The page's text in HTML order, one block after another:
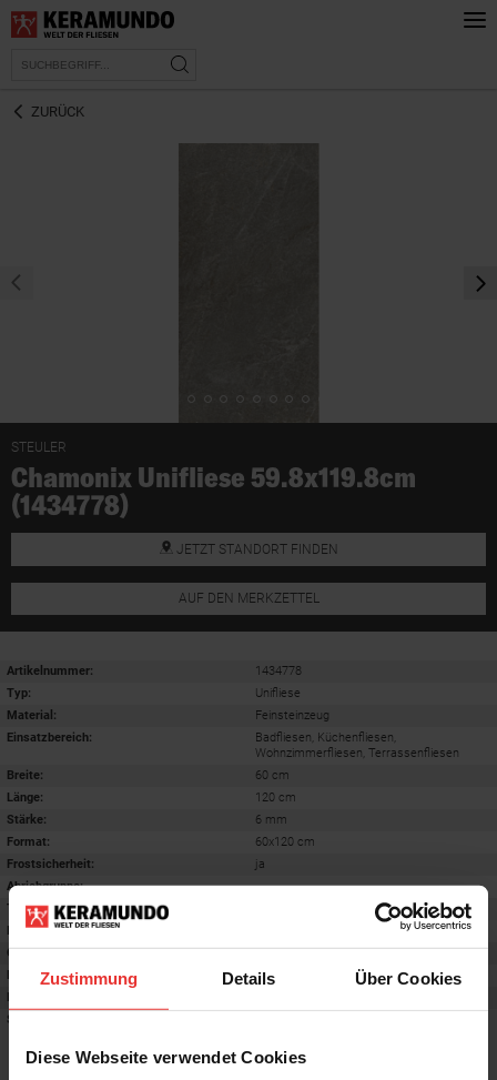
Zustimmung Details Über Cookies
Diese Webseite verwendet Cookies
ZURÜCK
STEULER
Chamonix Unifliese 59.8x119.8cm
(1434778)
JETZT STANDORT FINDEN
AUF DEN MERKZETTEL
Artikelnummer:
1434778
Typ:
Unifliese
Material:
Feinsteinzeug
Einsatzbereich:
Badfliesen, Küchenfliesen,
Wohnzimmerfliesen, Terrassenfliesen
Breite:
60 cm
Länge:
120 cm
Stärke:
6 mm
Format:
60x120 cm
Frostsicherheit:
ja
Abriebgruppe:
-
Trittsicherheit barfuß:
Farbton:
Oberfläche:
matt
Rektifiziert:
ja
Rutschhemmwert
Stilrichtung